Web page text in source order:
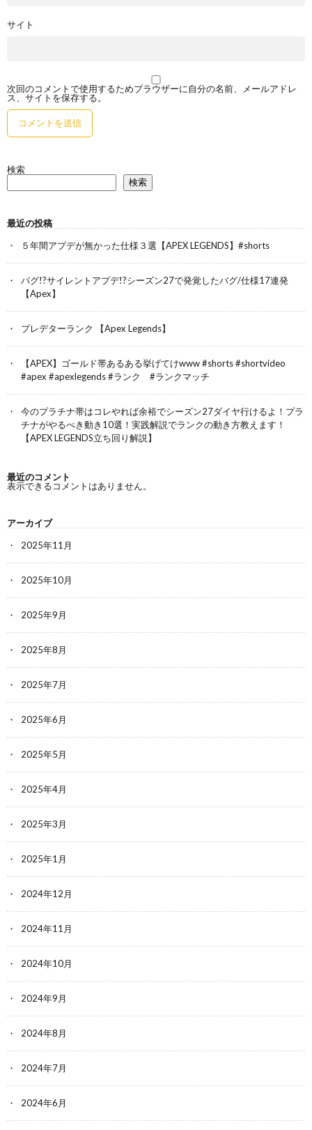
サイト
次回のコメントで使用するためブラウザーに自分の名前、メールアドレ
ス、サイトを保存する。
検索
検索
最近の投稿
５年間アプデが無かった仕様３選【APEX LEGENDS】#shorts
バグ!?サイレントアプデ!?シーズン27で発覚したバグ/仕様17連発
【Apex】
プレデターランク 【Apex Legends】
【APEX】ゴールド帯あるある挙げてけwww #shorts #shortvideo
#apex #apexlegends #ランク #ランクマッチ
今のプラチナ帯はコレやれば余裕でシーズン27ダイヤ行けるよ！プラ
チナがやるべき動き10選！実践解説でランクの動き方教えます！
【APEX LEGENDS立ち回り解説】
最近のコメント
表示できるコメントはありません。
アーカイブ
2025年11月
2025年10月
2025年9月
2025年8月
2025年7月
2025年6月
2025年5月
2025年4月
2025年3月
2025年1月
2024年12月
2024年11月
2024年10月
2024年9月
2024年8月
2024年7月
2024年6月